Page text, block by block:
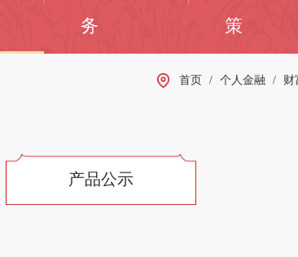
务 策
首页 / 个人金融 / 财
产品公示